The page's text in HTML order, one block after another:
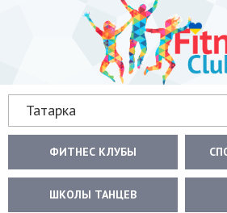
Татарка
ФИТНЕС КЛУБЫ
ШКОЛЫ ТАНЦЕВ